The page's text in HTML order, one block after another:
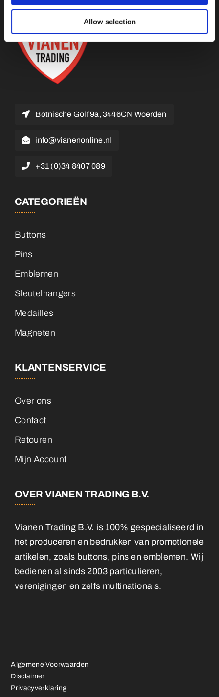
Allow selection
Botnische Golf 9a, 3446CN Woerden
info@vianenonline.nl
+31 (0)34 8407 089
CATEGORIEËN
Buttons
Pins
Emblemen
Sleutelhangers
Medailles
Magneten
KLANTENSERVICE
Over ons
Contact
Retouren
Mijn Account
OVER VIANEN TRADING B.V.
Vianen Trading B.V. is 100% gespecialiseerd in
het produceren en bedrukken van promotionele
artikelen, zoals buttons, pins en emblemen. Wij
bedienen al sinds 2003 particulieren,
verenigingen en zelfs multinationals.
Algemene Voorwaarden
Disclaimer
Privacyverklaring